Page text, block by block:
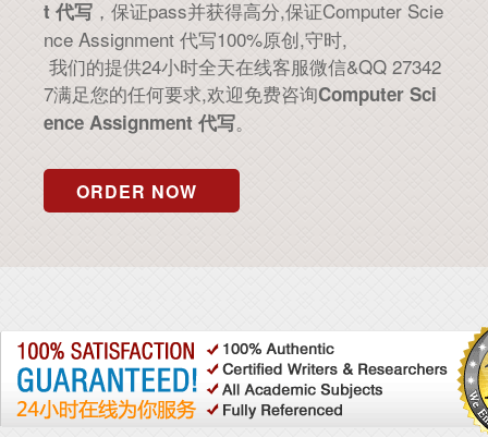
t 代写 ，保证pass并获得高分,保证Computer Scie
nce Assignment 代写100%原创,守时,
我们的提供24小时全天在线客服微信&QQ 27342
7满足您的任何要求,欢迎免费咨询Computer Sci
ence Assignment 代写。
ORDER NOW